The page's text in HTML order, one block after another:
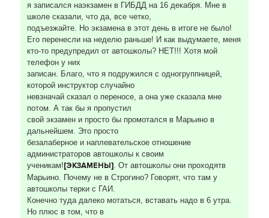
я записался наэкзамен в ГИБДД на 16 декабря. Мне в
школе сказали, что да, все четко,
подъезжайте. Но экзамена в этот день в итоге не было!
Его перенесли на неделю раньше! И как выдумаете, меня
кто-то предупредил от автошколы? НЕТ!!! Хотя мой
телефон у них
записан. Благо, что я подружился с одногруппницей,
которой инструктор случайно
невзначай сказал о переносе, а она уже сказала мне
потом. А так бы я пропустил
свой экзамен и просто бы промотался в Марьино в
дальнейшем. Это просто
безалаберное и наплевательское отношение
администраторов автошколы к своим
ученикам![ЭКЗАМЕНЫ]. От автошколы они проходятв
Марьино. Почему не в Строгино? Говорят, что там у
автошколы терки с ГАИ.
Конечно туда далеко мотаться, вставать надо в 6 утра.
Но плюс в том, что в